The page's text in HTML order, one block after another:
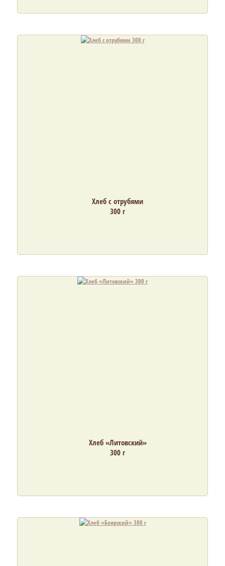
Хлеб с отрубями
300 г
Хлеб «Литовский»
300 г